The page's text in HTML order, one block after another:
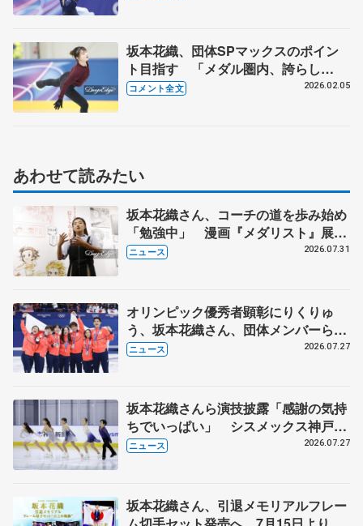
坂本花織、団体SPマックスのポイン
ト目指す 「メダル圏内、誇らし
い」 【ミラノ五輪団体メンバー発表
コメント全文 2026.02.05
あわせて読みたい
坂本花織さん、コーチの道を歩み始め
「勉強中」 漫画『メダリスト』展覧
会で子どもたちにエール
ニュース 2026.07.31
オリンピック優秀者顕彰にりくりゅ
う、坂本花織さん、団体メンバーら
8月7日に文科省が表彰式、ブルーノ・
ニュース 2026.07.27
坂本花織さんら演技披露「感謝の気持
ちでいっぱい」 シスメックス神戸ア
イスキャンパス開場1周年イベント
ニュース 2026.07.27
坂本花織さん、引退メモリアルフレー